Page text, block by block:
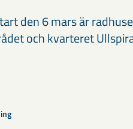
den 6 mars är
och kvarteret